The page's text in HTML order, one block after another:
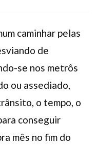
caminhar pelas
de
se nos metrôs
ou assediado,
o tempo, o
conseguir
mês no fim do
Whatsapp